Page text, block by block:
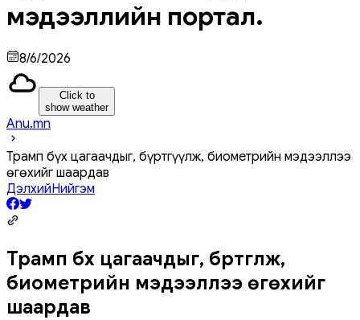
мэдээллийн портал.
8/6/2026
Click to
show weather
Anu.mn
Трамп бүх цагаачдыг, бүртгүүлж, биометрийн мэдээллээ
өгөхийг шаардав
ДэлхийНийгэм
Трамп бүх цагаачдыг, бүртгүүлж,
биометрийн мэдээллээ өгөхийг
шаардав